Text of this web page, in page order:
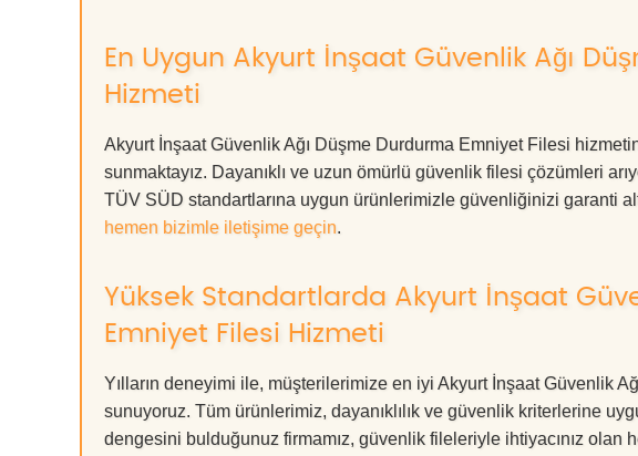
En Uygun Akyurt İnşaat Güvenlik Ağı
Hizmeti
Akyurt İnşaat Güvenlik Ağı Düşme Durdurma Emniyet Filesi
sunmaktayız. Dayanıklı ve uzun ömürlü güvenlik filesi çözümleri
TÜV SÜD standartlarına uygun ürünlerimizle güvenliğinizi garanti
hemen bizimle iletişime geçin.
Yüksek Standartlarda Akyurt İnşaat
Emniyet Filesi Hizmeti
Yılların deneyimi ile, müşterilerimize en iyi Akyurt İnşaat Güvenlik
sunuyoruz. Tüm ürünlerimiz, dayanıklılık ve güvenlik kriterlerine
dengesini bulduğunuz firmamız, güvenlik fileleriyle ihtiyacınız olan